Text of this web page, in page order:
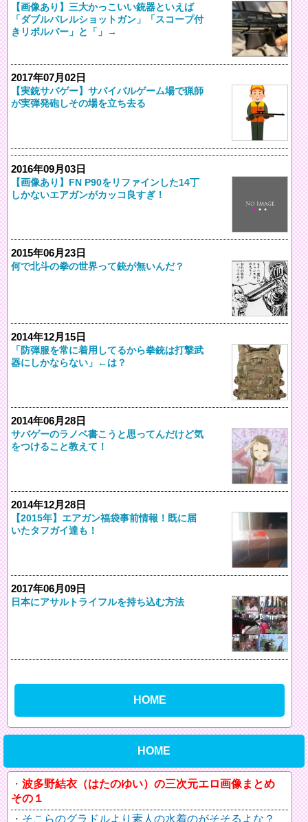
【画像あり】三大かっこいい銃器といえば
「ダブルバレルショットガン」「スコープ付
きリボルバー」と「」→
2017年07月02日
【実銃サバゲー】サバイバルゲーム場で猟師
が実弾発砲しその場を立ち去る
2016年09月03日
【画像あり】FN P90をリファインした14丁
しかないエアガンがカッコ良すぎ！
2015年06月23日
何で北斗の拳の世界って銃が無いんだ？
2014年12月15日
「防弾服を常に着用してるから拳銃は打撃武
器にしかならない」←は？
2014年06月28日
サバゲーのラノベ書こうと思ってんだけど気
をつけること教えて！
2014年12月28日
【2015年】エアガン福袋事前情報！既に届
いたタフガイ達も！
2017年06月09日
日本にアサルトライフルを持ち込む方法
HOME
HOME
波多野結衣（はたのゆい）の三次元エロ画像まとめ
その１
そこらのグラドルより素人の水着のがそそるよな？